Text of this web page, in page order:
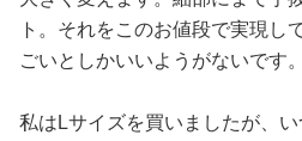
ト。それをこのお値段で実現し
ごいとしかいいようがないです。
私はLサイズを買いましたが、